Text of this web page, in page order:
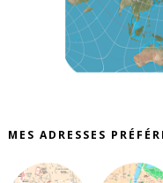
MES ADRESSES